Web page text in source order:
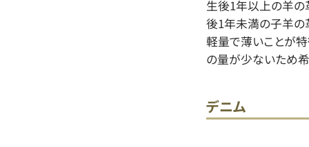
生後1年以上の羊の
後1年未満の子羊の
軽量で薄いことが特
の量が少ないため
デニム